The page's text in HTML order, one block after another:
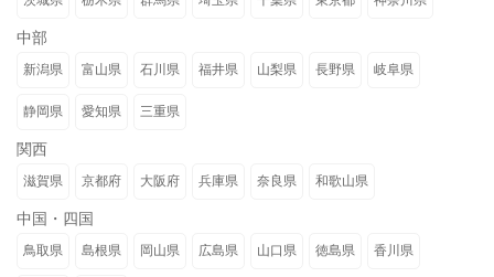
中部
新潟県 富山県 石川県 福井県 山梨県 長野県 岐阜県
静岡県 愛知県 三重県
関西
滋賀県 京都府 大阪府 兵庫県 奈良県 和歌山県
中国・四国
鳥取県 島根県 岡山県 広島県 山口県 徳島県 香川県